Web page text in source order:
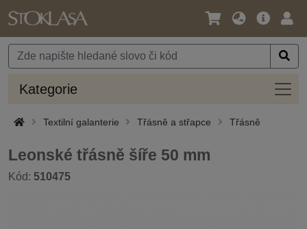
Jazyk
Měna
Hlavní
Kategorie
Textilní galanterie Třásně a střapce Třásně
Leonské třásně šíře 50 mm
Kód: 510475